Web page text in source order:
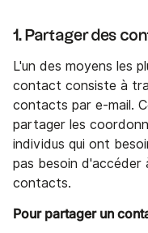
1. Partager des
L'un des moyens les
contact consiste à
contacts par e-mail.
partager les
individus qui ont
pas besoin
contacts.
Pour partager un